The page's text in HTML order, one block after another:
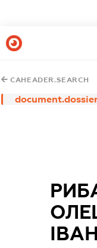
CAHEADER.SEARCH